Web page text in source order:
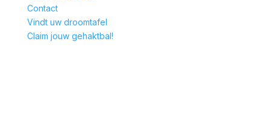
Contact
Vindt uw droomtafel
Claim jouw gehaktbal!